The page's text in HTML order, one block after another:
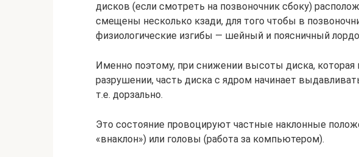
дисков (если смотреть на позвоночник сбоку)
смещены несколько кзади, для того чтобы в
физиологические изгибы — шейный и поясничный
Именно поэтому, при снижении высоты диска, которая
разрушении, часть диска с ядром начинает
т.е. дорзально.
Это состояние провоцируют частные наклонные
«внаклон») или головы (работа за компьютером).